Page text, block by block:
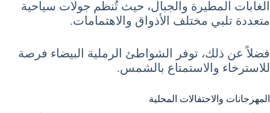
الغابات المطيرة والجبال، حيث تُنظم جولات سياحية
متعددة تلبي مختلف الأذواق والاهتمامات.
فضلاً عن ذلك، توفر الشواطئ الرملية البيضاء فرصة
للاسترخاء والاستمتاع بالشمس.
المهرجانات والاحتفالات المحلية